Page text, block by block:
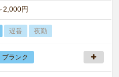
2,000円
遅番 夜勤
ブランク